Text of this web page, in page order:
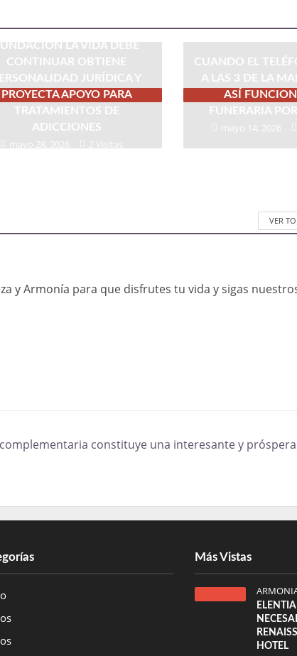
LA VIDA DEBE
CONTINUAR OBTIENE
JURÍDICA Y
PROYECTA APOYO PARA
TRATAMIENTOS DE
ADICCIONES
mayo 28, 2026 2 Visitas
CUANDO EL
A LAS 3 DE LA
ASÍ
FUNERARIA
mayo 14, 2026
VER
y Armonía para que disfrutes tu vida y sigas
constituye una interesante y
Más Vistas
HOTEL